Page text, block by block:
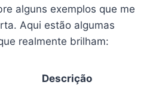
alguns exemplos que me
Aqui estão algumas
realmente brilham:
Descrição